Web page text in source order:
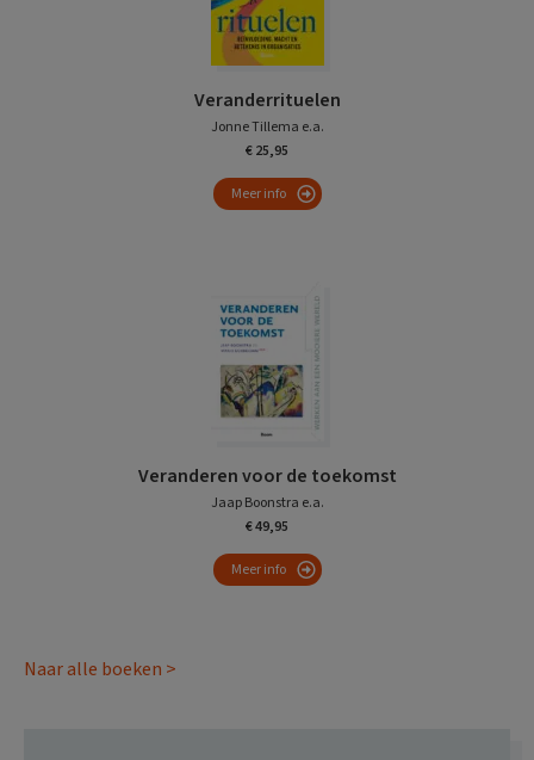
Veranderrituelen
Jonne Tillema e.a.
€ 25,95
Meer info
Veranderen voor de toekomst
Jaap Boonstra e.a.
€ 49,95
Meer info
Naar alle boeken >